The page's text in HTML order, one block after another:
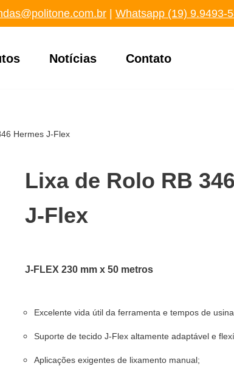
Whatsapp (19) 9.9493-
Notícias Contato
Hermes J-Flex
Lixa de Rolo RB
J-Flex
J-FLEX 230 mm x 50 metros
Excelente vida útil da ferramenta e tempos de
Suporte de tecido J-Flex altamente adaptável e
Aplicações exigentes de lixamento manual;